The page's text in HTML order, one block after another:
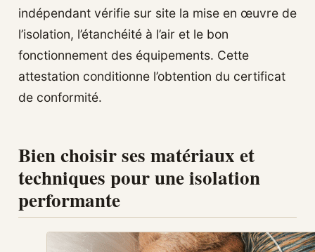
indépendant vérifie sur site la mise en œuvre de
l’isolation, l’étanchéité à l’air et le bon
fonctionnement des équipements. Cette
attestation conditionne l’obtention du certificat
de conformité.
Bien choisir ses matériaux et
techniques pour une isolation
performante